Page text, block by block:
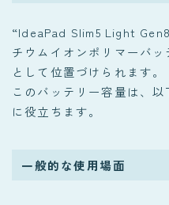
“IdeaPad Slim5 Light
チウムイオンポリマーバ
として位置づけられます。
このバッテリー容量は、
に役立ちます。
一般的な使用場面